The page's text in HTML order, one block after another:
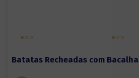
Batatas Recheadas com